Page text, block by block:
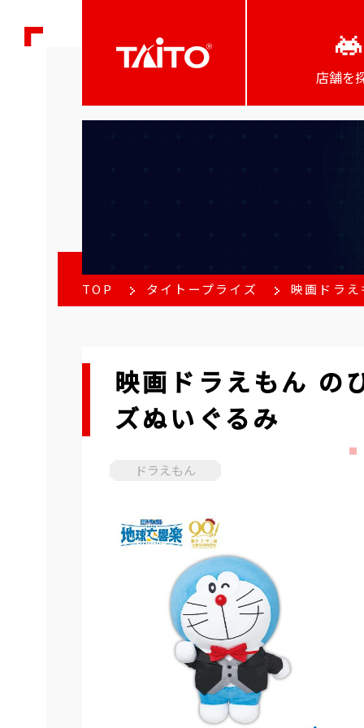
店舗を
TOP タイトープライズ 映画ドラ
映画ドラえもん
ズぬいぐるみ
ドラえもん